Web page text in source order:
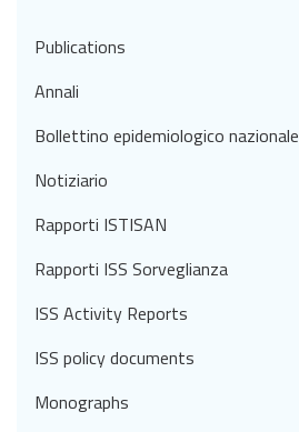
Publications
Annali
Bollettino epidemiologico nazionale
Notiziario
Rapporti ISTISAN
Rapporti ISS Sorveglianza
ISS Activity Reports
ISS policy documents
Monographs